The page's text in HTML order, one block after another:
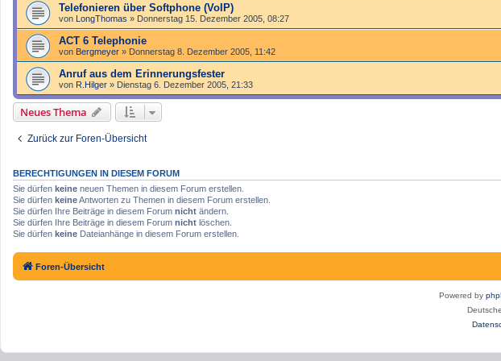
Telefonieren über Softphone (VoIP)
von LongThomas » Donnerstag 15. Dezember 2005, 08:27
ACT 6 Telephonie
von Bergmeyer » Donnerstag 8. Dezember 2005, 11:42
Anruf aus dem Erinnerungsfester
von R.Hilger » Dienstag 6. Dezember 2005, 21:33
Neues Thema
Zurück zur Foren-Übersicht
BERECHTIGUNGEN IN DIESEM FORUM
Sie dürfen keine neuen Themen in diesem Forum erstellen.
Sie dürfen keineAntworten zu Themen in diesem Forum erstellen.
Sie dürfen Ihre Beiträge in diesem Forum nicht ändern.
Sie dürfen Ihre Beiträge in diesem Forum nicht löschen.
Sie dürfen keine Dateianhänge in diesem Forum erstellen.
Foren-Übersicht
Powered by